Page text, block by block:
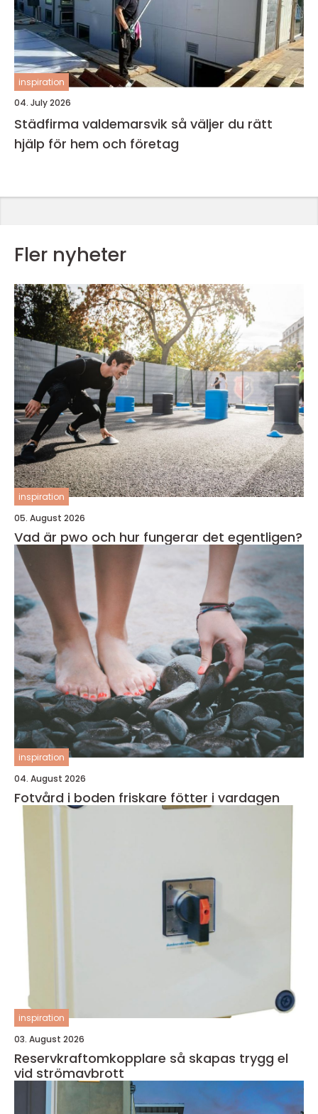
inspiration
04. July 2026
Städfirma valdemarsvik så väljer du rätt
hjälp för hem och företag
Fler nyheter
inspiration
05. August 2026
Vad är pwo och hur fungerar det egentligen?
inspiration
04. August 2026
Fotvård i boden friskare fötter i vardagen
inspiration
03. August 2026
Reservkraftomkopplare så skapas trygg el
vid strömavbrott